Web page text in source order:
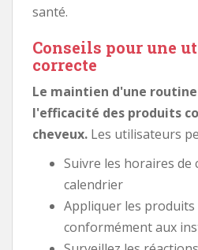
santé.
Conseils pour une
correcte
Le maintien d'une
l'efficacité des produits
cheveux. Les utilisateurs
Suivre les horaires de
calendrier
Appliquer les
conformément aux